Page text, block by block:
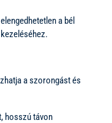
a bél
a szorongást és
hosszú távon